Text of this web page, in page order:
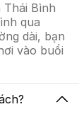
Bình
qua
dài, bạn
vào buổi